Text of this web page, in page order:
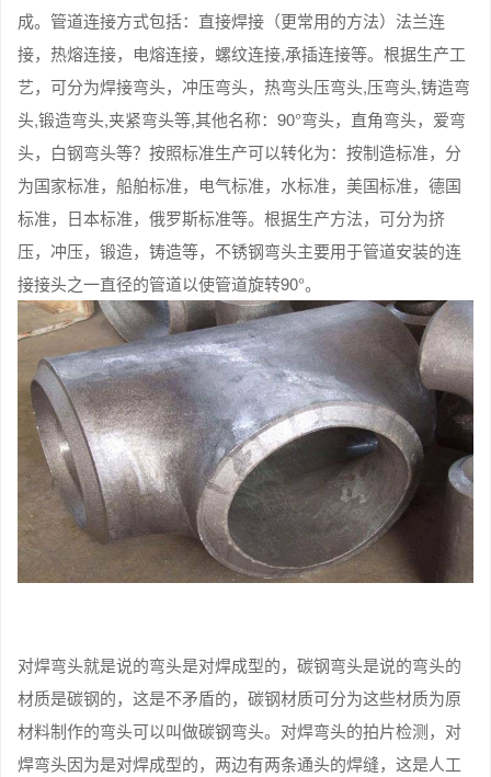
成。管道连接方式包括：直接焊接（更常用的方法）法兰连
接，热熔连接，电熔连接，螺纹连接,承插连接等。根据生产工
艺，可分为焊接弯头，冲压弯头，热弯头压弯头,压弯头,铸造弯
头,锻造弯头,夹紧弯头等,其他名称：90°弯头，直角弯头，爱弯
头，白钢弯头等？按照标准生产可以转化为：按制造标准，分
为国家标准，船舶标准，电气标准，水标准，美国标准，德国
标准，日本标准，俄罗斯标准等。根据生产方法，可分为挤
压，冲压，锻造，铸造等，不锈钢弯头主要用于管道安装的连
接接头之一直径的管道以使管道旋转90°。
对焊弯头就是说的弯头是对焊成型的，碳钢弯头是说的弯头的
材质是碳钢的，这是不矛盾的，碳钢材质可分为这些材质为原
材料制作的弯头可以叫做碳钢弯头。对焊弯头的拍片检测，对
焊弯头因为是对焊成型的，两边有两条通头的焊缝，这是人工